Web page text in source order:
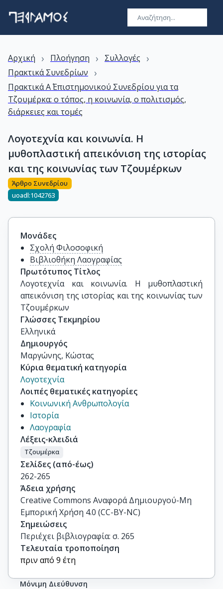
Αρχική › Πλοήγηση › Συλλογές ›
Πρακτικά Συνεδρίων ›
Πρακτικά Α΄ Επιστημονικού Συνεδρίου για τα
Τζουμέρκα: ο τόπος, η κοινωνία, ο πολιτισμός,
διάρκειες και τομές
Λογοτεχνία και κοινωνία. Η
μυθοπλαστική απεικόνιση της ιστορίας
και της κοινωνίας των Τζουμέρκων
Άρθρο Συνεδρίου
uoadl:1042763
Μονάδες
Σχολή Φιλοσοφική
Βιβλιοθήκη Λαογραφίας
Πρωτότυπος Τίτλος
Λογοτεχνία και κοινωνία. Η μυθοπλαστική
απεικόνιση της ιστορίας και της κοινωνίας των
Τζουμέρκων
Γλώσσες Τεκμηρίου
Ελληνικά
Δημιουργός
Μαργώνης, Κώστας
Κύρια θεματική κατηγορία
Λογοτεχνία
Λοιπές θεματικές κατηγορίες
Κοινωνική Ανθρωπολογία
Ιστορία
Λαογραφία
Λέξεις-κλειδιά
Τζουμέρκα
Σελίδες (από-έως)
262-265
Άδεια χρήσης
Creative Commons Αναφορά Δημιουργού-Μη
Εμπορική Χρήση 4.0 (CC-BY-NC)
Σημειώσεις
Περιέχει βιβλιογραφία: σ. 265
Τελευταία τροποποίηση
πριν από 9 έτη
Μόνιμη Διεύθυνση